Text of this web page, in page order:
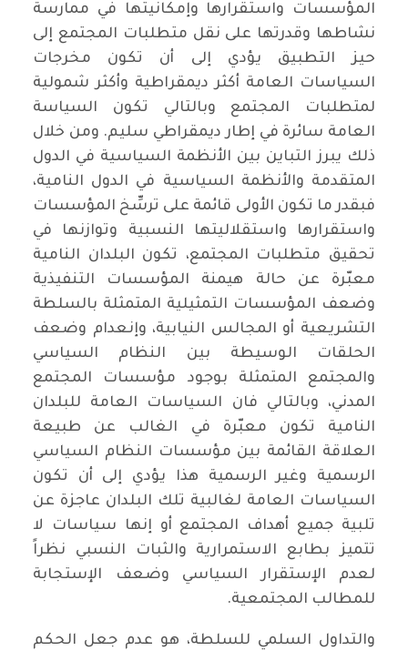
المؤسسات واستقرارها وإمكانيتها في ممارسة
نشاطها وقدرتها على نقل متطلبات المجتمع إلى
حيز التطبيق يؤدي إلى أن تكون مخرجات
السياسات العامة أكثر ديمقراطية وأكثر شمولية
لمتطلبات المجتمع وبالتالي تكون السياسة
العامة سائرة في إطار ديمقراطي سليم. ومن خلال
ذلك يبرز التباين بين الأنظمة السياسية في الدول
المتقدمة والأنظمة السياسية في الدول النامية،
فبقدر ما تكون الأولى قائمة على ترسِّخ المؤسسات
واستقرارها واستقلاليتها النسبية وتوازنها في
تحقيق متطلبات المجتمع، تكون البلدان النامية
معبّرة عن حالة هيمنة المؤسسات التنفيذية
وضعف المؤسسات التمثيلية المتمثلة بالسلطة
التشريعية أو المجالس النيابية، وإنعدام وضعف
الحلقات الوسيطة بين النظام السياسي
والمجتمع المتمثلة بوجود مؤسسات المجتمع
المدني، وبالتالي فان السياسات العامة للبلدان
النامية تكون معبّرة في الغالب عن طبيعة
العلاقة القائمة بين مؤسسات النظام السياسي
الرسمية وغير الرسمية هذا يؤدي إلى أن تكون
السياسات العامة لغالبية تلك البلدان عاجزة عن
تلبية جميع أهداف المجتمع أو إنها سياسات لا
تتميز بطابع الاستمرارية والثبات النسبي نظراً
لعدم الإستقرار السياسي وضعف الإستجابة
للمطالب المجتمعية.
والتداول السلمي للسلطة، هو عدم جعل الحكم